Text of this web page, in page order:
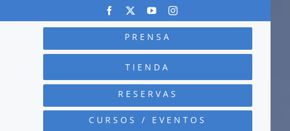
PRENSA
TIENDA
RESERVAS
CURSOS / EVENTOS